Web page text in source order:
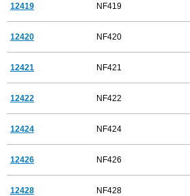
12419 NF419
12420 NF420
12421 NF421
12422 NF422
12424 NF424
12426 NF426
12428 NF428